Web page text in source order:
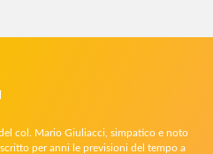
col. Mario Giuliacci, simpatico e noto
per anni le previsioni del tempo a